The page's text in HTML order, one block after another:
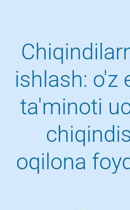
ishlash: o'z
ta'minoti
oqilona